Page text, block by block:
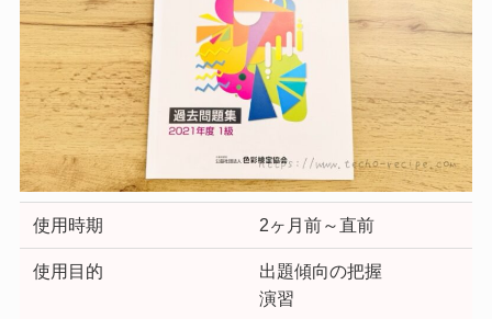
使用時期 2ヶ月前～直前
使用目的
出題傾向の把握
演習